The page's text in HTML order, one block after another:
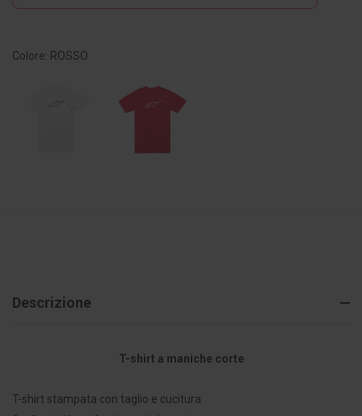
Colore: ROSSO
Descrizione
T-shirt a maniche corte
T-shirt stampata con taglio e cucitura